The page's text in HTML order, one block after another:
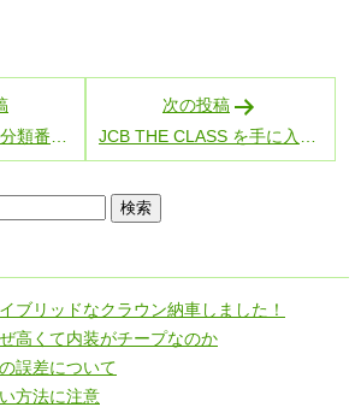
次の投稿
ブリッドなクラウン納車しました！
高くて内装がチープなのか
誤差について
方法に注意